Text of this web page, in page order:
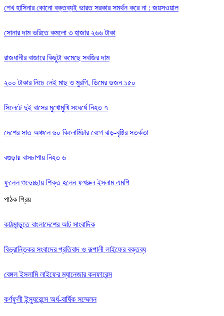
‌শেখ হাসিনার কোনো বক্তব্যই ভারত সরকার সমর্থন করে না : জয়সওয়াল
সোনার দাম ভরিতে কমলো ৩ হাজার ২৬৬ টাকা
রাজধানীর বাজারে কিছুটা কমেছে সবজির দাম
২০০ টাকার নিচে নেই মাছ ও মুরগি, ডিমের ডজন ১৫০
সিলেটে দুই বাসের মুখোমুখি সংঘর্ষে নিহত ৭
দেশের সাত অঞ্চলে ৬০ কিলোমিটার বেগে ঝড়-বৃষ্টির সতর্কতা
বগুড়ায় বাসচাপায় নিহত ৬
ফুলেল শুভেচ্ছায় শিক্ত হলেন ফখরুল ইসলাম এমপি
পাঠক প্রিয়
কাঠমান্ডুতে বাংলাদেশের আট সাংবাদিক
বিভ্রান্তিকর সংবাদের প্রতিবাদ ও রূপালী লাইফের বক্তব্য
বেঙ্গল ইসলামি লাইফের ম্যানেজার কনফারেন্স
কর্ণফুলী ইন্স্যুরেন্সে অর্ধ-বার্ষিক সম্মেলন